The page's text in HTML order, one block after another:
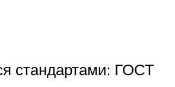
стандартами: ГОСТ